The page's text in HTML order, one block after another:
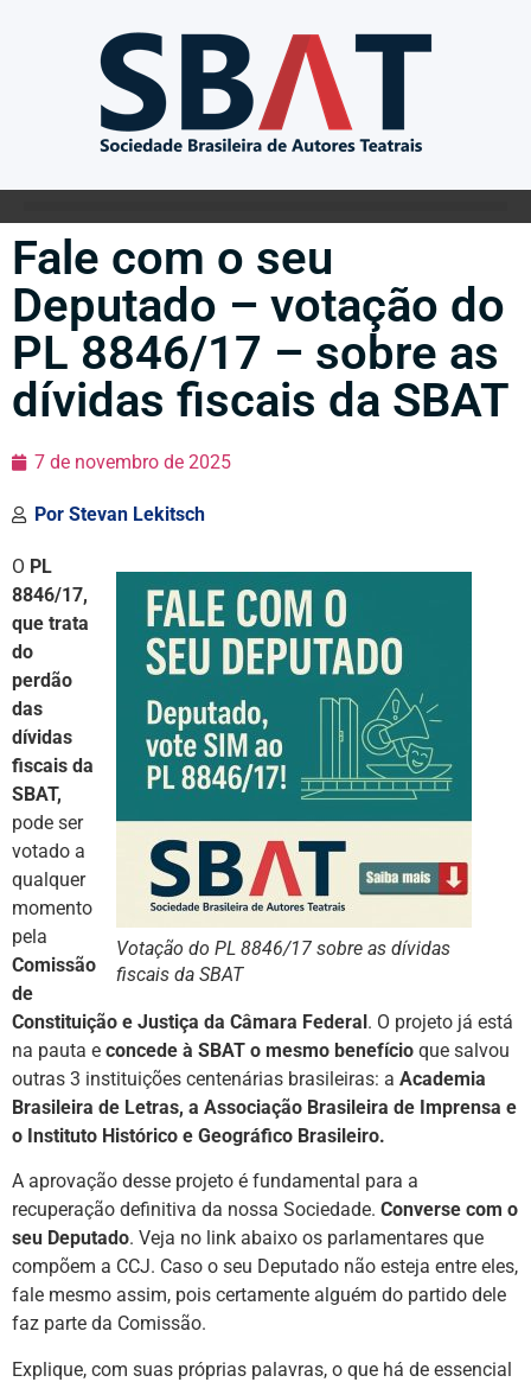
Fale com o seu
Deputado – votação do
PL 8846/17 – sobre as
dívidas fiscais da SBAT
7 de novembro de 2025
Por Stevan Lekitsch
Votação do PL 8846/17 sobre as dívidas
fiscais da SBAT
O PL
8846/17,
que trata
do
perdão
das
dívidas
fiscais da
SBAT,
pode ser
votado a
qualquer
momento
pela
Comissão
de
Constituição e Justiça da Câmara Federal. O projeto já está
na pauta e concede à SBAT o mesmo benefício que salvou
outras 3 instituições centenárias brasileiras: a Academia
Brasileira de Letras, a Associação Brasileira de Imprensa e
o Instituto Histórico e Geográfico Brasileiro.
A aprovação desse projeto é fundamental para a
recuperação definitiva da nossa Sociedade. Converse com o
seu Deputado. Veja no link abaixo os parlamentares que
compõem a CCJ. Caso o seu Deputado não esteja entre eles,
fale mesmo assim, pois certamente alguém do partido dele
faz parte da Comissão.
Explique, com suas próprias palavras, o que há de essencial